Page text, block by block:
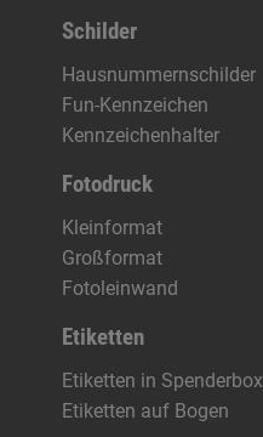
Schilder
Hausnummernschilder
Fun-Kennzeichen
Kennzeichenhalter
Fotodruck
Kleinformat
Großformat
Fotoleinwand
Etiketten
Etiketten in Spenderbox
Etiketten auf Bogen